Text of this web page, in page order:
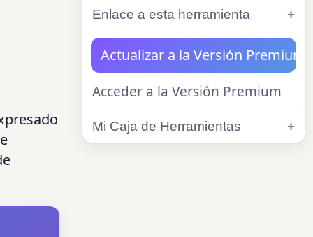
Enlace a esta herramienta
Actualizar a la Versión Premium
Acceder a la Versión Premium
Mi Caja de Herramientas